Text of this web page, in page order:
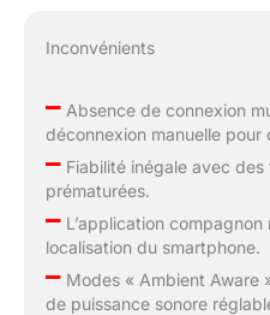
Inconvénients
–Absence de connexion
déconnexion manuelle pour
–Fiabilité inégale avec des
prématurées.
–L’application compagnon
localisation du smartphone.
–Modes « Ambient Aware
de puissance sonore